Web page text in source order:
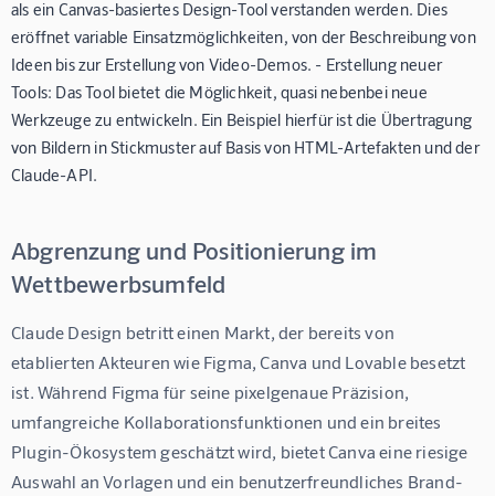
als ein Canvas-basiertes Design-Tool verstanden werden. Dies
eröffnet variable Einsatzmöglichkeiten, von der Beschreibung von
Ideen bis zur Erstellung von Video-Demos. - Erstellung neuer
Tools: Das Tool bietet die Möglichkeit, quasi nebenbei neue
Werkzeuge zu entwickeln. Ein Beispiel hierfür ist die Übertragung
von Bildern in Stickmuster auf Basis von HTML-Artefakten und der
Claude-API.
Abgrenzung und Positionierung im
Wettbewerbsumfeld
Claude Design betritt einen Markt, der bereits von
etablierten Akteuren wie Figma, Canva und Lovable besetzt
ist. Während Figma für seine pixelgenaue Präzision,
umfangreiche Kollaborationsfunktionen und ein breites
Plugin-Ökosystem geschätzt wird, bietet Canva eine riesige
Auswahl an Vorlagen und ein benutzerfreundliches Brand-